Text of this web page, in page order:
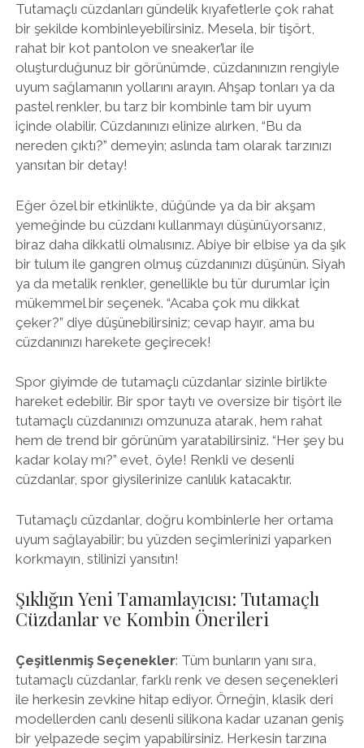
Tutamaçlı cüzdanları gündelik kıyafetlerle çok rahat
bir şekilde kombinleyebilirsiniz. Mesela, bir tişört,
rahat bir kot pantolon ve sneaker’lar ile
oluşturduğunuz bir görünümde, cüzdanınızın rengiyle
uyum sağlamanın yollarını arayın. Ahşap tonları ya da
pastel renkler, bu tarz bir kombinle tam bir uyum
içinde olabilir. Cüzdanınızı elinize alırken, “Bu da
nereden çıktı?” demeyin; aslında tam olarak tarzınızı
yansıtan bir detay!
Eğer özel bir etkinlikte, düğünde ya da bir akşam
yemeğinde bu cüzdanı kullanmayı düşünüyorsanız,
biraz daha dikkatli olmalısınız. Abiye bir elbise ya da şık
bir tulum ile gangren olmuş cüzdanınızı düşünün. Siyah
ya da metalik renkler, genellikle bu tür durumlar için
mükemmel bir seçenek. “Acaba çok mu dikkat
çeker?” diye düşünebilirsiniz; cevap hayır, ama bu
cüzdanınızı harekete geçirecek!
Spor giyimde de tutamaçlı cüzdanlar sizinle birlikte
hareket edebilir. Bir spor taytı ve oversize bir tişört ile
tutamaçlı cüzdanınızı omzunuza atarak, hem rahat
hem de trend bir görünüm yaratabilirsiniz. “Her şey bu
kadar kolay mı?” evet, öyle! Renkli ve desenli
cüzdanlar, spor giysilerinize canlılık katacaktır.
Tutamaçlı cüzdanlar, doğru kombinlerle her ortama
uyum sağlayabilir; bu yüzden seçimlerinizi yaparken
korkmayın, stilinizi yansıtın!
Şıklığın Yeni Tamamlayıcısı: Tutamaçlı
Cüzdanlar ve Kombin Önerileri
Çeşitlenmiş Seçenekler: Tüm bunların yanı sıra,
tutamaçlı cüzdanlar, farklı renk ve desen seçenekleri
ile herkesin zevkine hitap ediyor. Örneğin, klasik deri
modellerden canlı desenli silikona kadar uzanan geniş
bir yelpazede seçim yapabilirsiniz. Herkesin tarzına